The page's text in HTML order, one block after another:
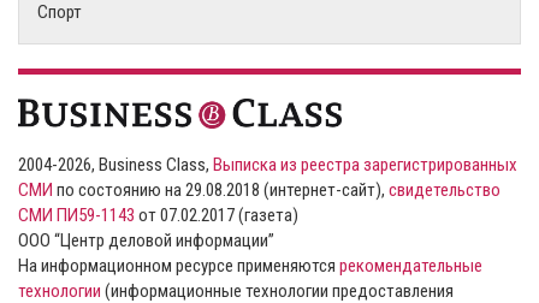
Спорт
2004-2026, Business Class, Выписка из реестра зарегистрированных
СМИ по состоянию на 29.08.2018 (интернет-сайт), свидетельство
СМИ ПИ59-1143 от 07.02.2017 (газета)
ООО “Центр деловой информации”
На информационном ресурсе применяются рекомендательные
технологии (информационные технологии предоставления